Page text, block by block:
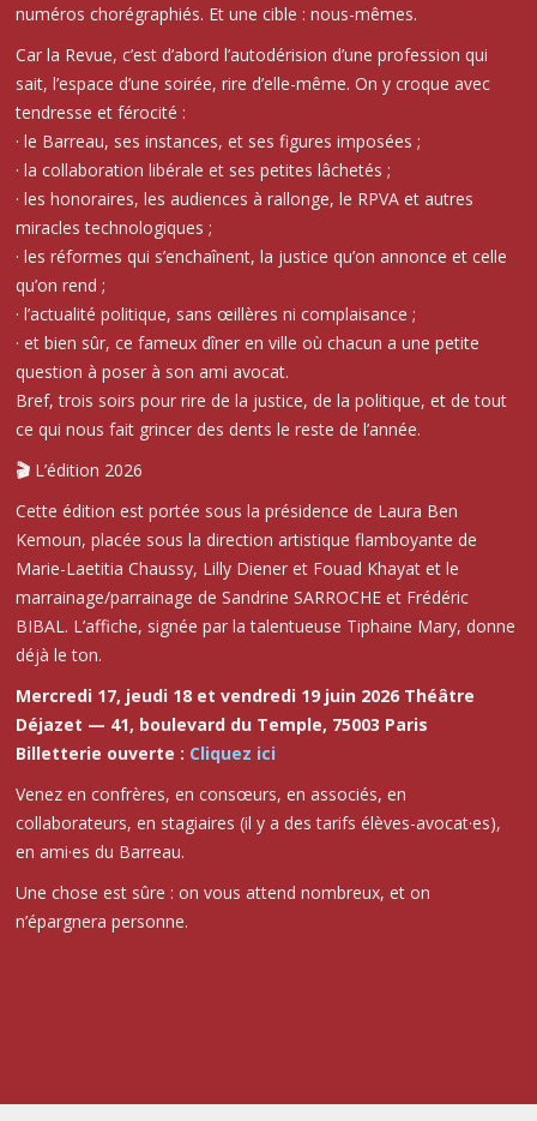
numéros chorégraphiés. Et une cible : nous-mêmes.
Car la Revue, c’est d’abord l’autodérision d’une profession qui
sait, l’espace d’une soirée, rire d’elle-même. On y croque avec
tendresse et férocité :
· le Barreau, ses instances, et ses figures imposées ;
· la collaboration libérale et ses petites lâchetés ;
· les honoraires, les audiences à rallonge, le RPVA et autres
miracles technologiques ;
· les réformes qui s’enchaînent, la justice qu’on annonce et celle
qu’on rend ;
· l’actualité politique, sans œillères ni complaisance ;
· et bien sûr, ce fameux dîner en ville où chacun a une petite
question à poser à son ami avocat.
Bref, trois soirs pour rire de la justice, de la politique, et de tout
ce qui nous fait grincer des dents le reste de l’année.
🎬 L’édition 2026
Cette édition est portée sous la présidence de Laura Ben
Kemoun, placée sous la direction artistique flamboyante de
Marie-Laetitia Chaussy, Lilly Diener et Fouad Khayat et le
marrainage/parrainage de Sandrine SARROCHE et Frédéric
BIBAL. L’affiche, signée par la talentueuse Tiphaine Mary, donne
déjà le ton.
Mercredi 17, jeudi 18 et vendredi 19 juin 2026 Théâtre
Déjazet — 41, boulevard du Temple, 75003 Paris ️
Billetterie ouverte : Cliquez ici
Venez en confrères, en consœurs, en associés, en
collaborateurs, en stagiaires (il y a des tarifs élèves-avocat·es),
en ami·es du Barreau.
Une chose est sûre : on vous attend nombreux, et on
n’épargnera personne.